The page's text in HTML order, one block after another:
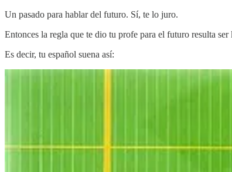
Un pasado para hablar del futuro. Sí, te lo juro.
Entonces la regla que te dio tu profe para el futuro resulta
Es decir, tu español suena así: